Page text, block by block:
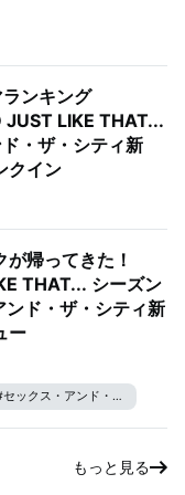
ランキング
LIKE THAT...
・ザ・シティ新
クイン
帰ってきた！
THAT... シーズン
ンド・ザ・シティ新
ー
セックス・アンド・ザ・シティ
もっと見る